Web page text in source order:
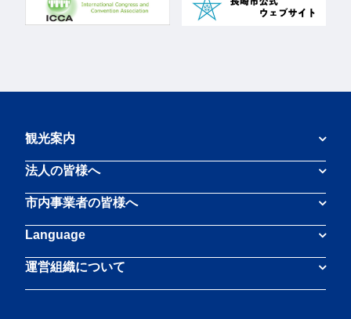
観光案内
法人の皆様へ
市内事業者の皆様へ
Language
運営組織について